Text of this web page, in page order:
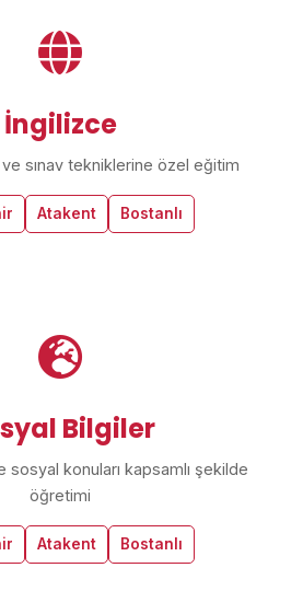
İngilizce
sınav tekniklerine özel eğitim
Atakent Bostanlı
Bilgiler
sosyal konuları kapsamlı şekilde
öğretimi
Atakent Bostanlı